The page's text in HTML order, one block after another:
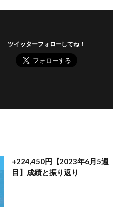
ツイッターフォローしてね！
+224,450円【2023年6月5週
目】成績と振り返り